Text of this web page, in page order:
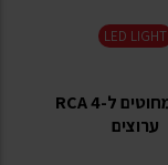
LED LIGHT
מנחת מחוטים ל-RCA 4
ערוצים